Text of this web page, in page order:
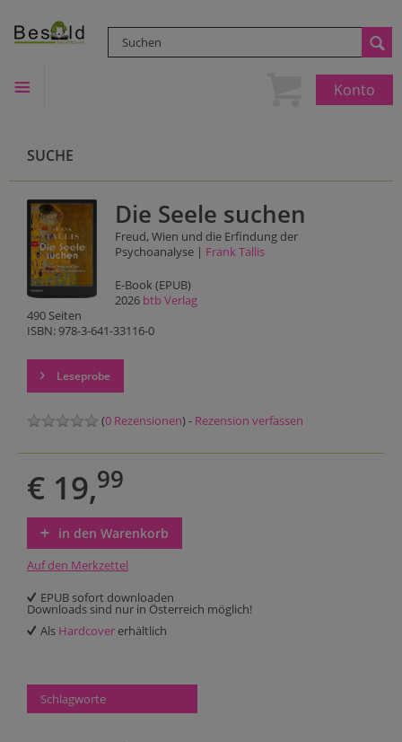
Konto
SUCHE
Die Seele suchen
Freud, Wien und die Erfindung der
Psychoanalyse | Frank Tallis
E-Book (EPUB)
2026 btb Verlag
490 Seiten
ISBN: 978-3-641-33116-0
Leseprobe
(0 Rezensionen) - Rezension verfassen
€ 19,99
in den Warenkorb
Auf den Merkzettel
EPUB sofort downloaden
Downloads sind nur in Österreich möglich!
Als Hardcover erhältlich
Schlagworte